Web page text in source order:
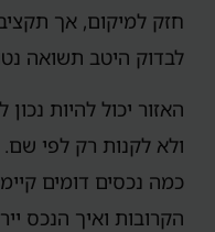
חזק למיקום, אך
לבדוק היטב תשואה נטו
האזור יכול להיות
ולא לקנות רק לפי
כמה נכסים דומים
הקרובות ואיך הנכס